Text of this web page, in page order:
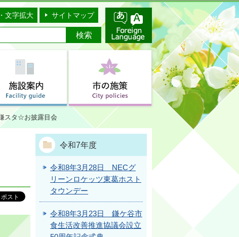
文字拡大 サイトマップ
スタ☆お披露目会
令和7年度
令和8年3月28日 NECグ
リーンロケッツ東葛ホスト
タウンデー
令和8年3月23日 鎌ケ谷市
食生活改善推進協議会設立